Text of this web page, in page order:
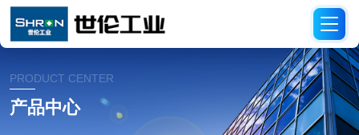
PRODUCT CENTER
产品中心